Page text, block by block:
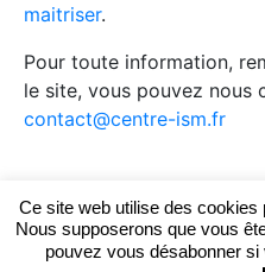
maitriser.
Pour toute information,
le site, vous pouvez nous
contact@centre-ism.fr
Mentions légales
Témoignages de patients
Ce site web utilise des
Nous supposerons que vous
pouvez vous désabonner si